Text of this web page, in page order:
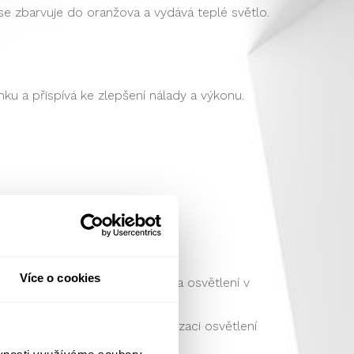
Více o cookies
zbarvuje do oranžova a vydává teplé světlo.
a přispívá ke zlepšení nálady a výkonu.
a provozní náklady na osvětlení v
se zaměřuje na optimalizaci osvětlení